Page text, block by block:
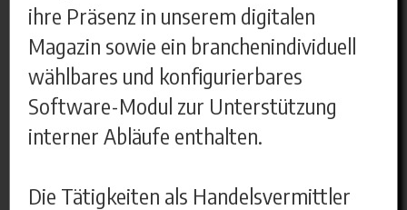
ihre Präsenz in unserem digitalen
Magazin sowie ein branchenindividuell
wählbares und konfigurierbares
Software-Modul zur Unterstützung
interner Abläufe enthalten.
Die Tätigkeiten als Handelsvermittler